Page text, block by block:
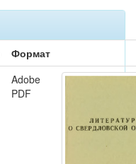
Формат
Adobe
PDF